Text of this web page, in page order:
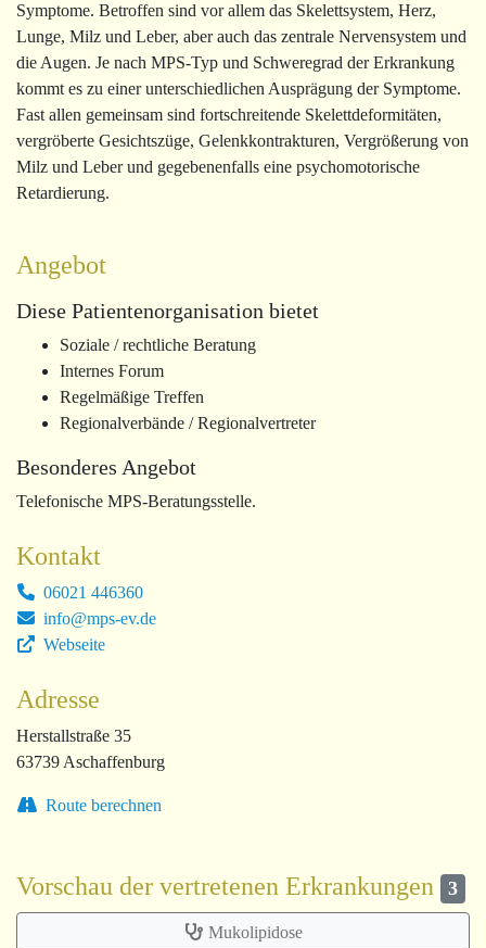
Symptome. Betroffen sind vor allem das Skelettsystem, Herz,
Lunge, Milz und Leber, aber auch das zentrale Nervensystem und
die Augen. Je nach MPS-Typ und Schweregrad der Erkrankung
kommt es zu einer unterschiedlichen Ausprägung der Symptome.
Fast allen gemeinsam sind fortschreitende Skelettdeformitäten,
vergröberte Gesichtszüge, Gelenkkontrakturen, Vergrößerung von
Milz und Leber und gegebenenfalls eine psychomotorische
Retardierung.
Angebot
Diese Patientenorganisation bietet
Soziale / rechtliche Beratung
Internes Forum
Regelmäßige Treffen
Regionalverbände / Regionalvertreter
Besonderes Angebot
Telefonische MPS-Beratungsstelle.
Kontakt
06021 446360
info@mps-ev.de
Webseite
Adresse
Herstallstraße 35
63739 Aschaffenburg
Route berechnen
Vorschau der vertretenen Erkrankungen 3
Mukolipidose